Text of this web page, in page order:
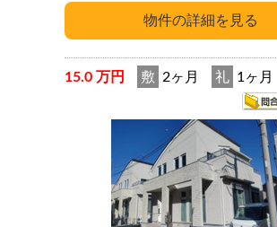
15.0 万円 敷 2ヶ月 礼 1ヶ月